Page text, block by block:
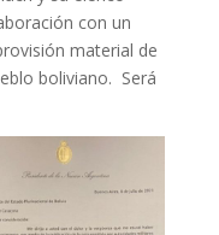
con un
material de
boliviano. Será